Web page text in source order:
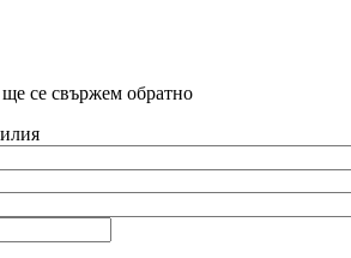
се свържем обратно